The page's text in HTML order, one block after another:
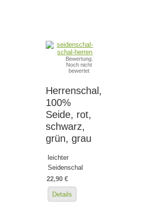
Bewertung:
Noch nicht
bewertet
Herrenschal,
100%
Seide, rot,
schwarz,
grün, grau
leichter
Seidenschal
22,90 €
Details